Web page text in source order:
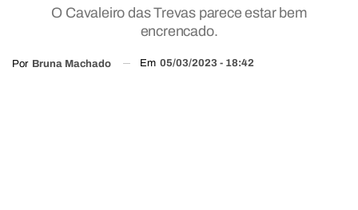
O Cavaleiro das Trevas parece estar bem
encrencado.
Por Bruna Machado Em 05/03/2023 - 18:42